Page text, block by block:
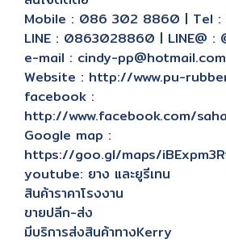
Mobile : 086 302 8860 | Tel
LINE : 0863028860 | LINE@ :
e-mail : cindy-pp@hotmail.com
Website : http://www.pu-
facebook :
http://www.facebook.com/
Google map :
https://goo.gl/maps/
youtube: ยาง และยูรีเทน
สินค้าราคาโรงงาน
ขายปลีก-ส่ง
มีบริการส่งสินค้าทางKerry